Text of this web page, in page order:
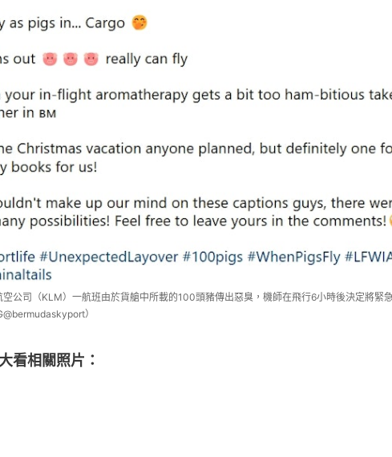
空公司（KLM）一航班由於貨艙中所載的100頭豬傳出惡臭，機師在飛行6小時後決定將緊
）
看相關照片：